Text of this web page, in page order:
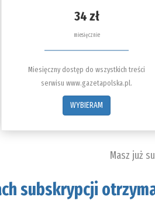
34 zł
miesięcznie
Miesięczny dostęp do wszystkich treści
serwisu www.gazetapolska.pl.
WYBIERAM
Masz już
subskrypcji